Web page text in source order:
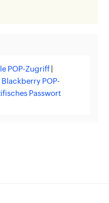
POP-Zugriff
Blackberry POP-
Passwort